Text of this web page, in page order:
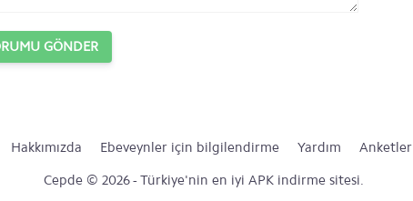
GÖNDER
Hakkımızda Ebeveynler için bilgilendirme Yardım Anketler
Cepde © 2026 - Türkiye'nin en iyi APK indirme sitesi.